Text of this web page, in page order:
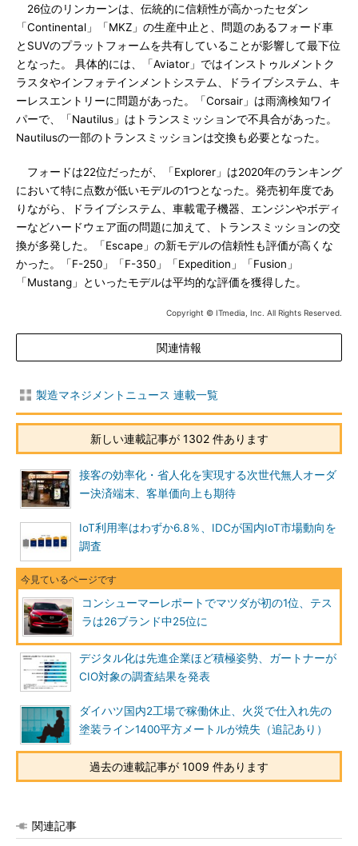
26位のリンカーンは、伝統的に信頼性が高かったセダン
「Continental」「MKZ」の生産中止と、問題のあるフォード車
とSUVのプラットフォームを共有していることが影響して最下位
となった。 具体的には、「Aviator」ではインストゥルメントク
ラスタやインフォテインメントシステム、ドライブシステム、キ
ーレスエントリーに問題があった。「Corsair」は雨滴検知ワイ
パーで、「Nautilus」はトランスミッションで不具合があった。
Nautilusの一部のトランスミッションは交換も必要となった。
フォードは22位だったが、「Explorer」は2020年のランキング
において特に点数が低いモデルの1つとなった。発売初年度であ
りながら、ドライブシステム、車載電子機器、エンジンやボディ
ーなどハードウェア面の問題に加えて、トランスミッションの交
換が多発した。「Escape」の新モデルの信頼性も評価が高くな
かった。「F-250」「F-350」「Expedition」「Fusion」
「Mustang」といったモデルは平均的な評価を獲得した。
Copyright © ITmedia, Inc. All Rights Reserved.
関連情報
製造マネジメントニュース 連載一覧
新しい連載記事が 1302 件あります
接客の効率化・省人化を実現する次世代無人オーダ
ー決済端末、客単価向上も期待
IoT利用率はわずか6.8％、IDCが国内IoT市場動向を
調査
コンシューマーレポートでマツダが初の1位、テス
ラは26ブランド中25位に
デジタル化は先進企業ほど積極姿勢、ガートナーが
CIO対象の調査結果を発表
ダイハツ国内2工場で稼働休止、火災で仕入れ先の
塗装ライン1400平方メートルが焼失（追記あり）
過去の連載記事が 1009 件あります
関連記事